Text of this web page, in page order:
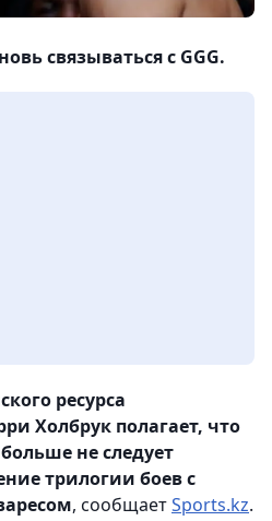
связываться с GGG.
ресурса
Холбрук полагает, что
не следует
трилогии боев с
, сообщаетSports.kz.